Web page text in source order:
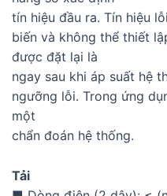
tín hiệu đầu ra. Tín hiệu
biến và không thể thiết
được đặt lại là
ngay sau khi áp suất hệ
ngưỡng lỗi. Trong ứng
một
chẩn đoán hệ thống.
Tải